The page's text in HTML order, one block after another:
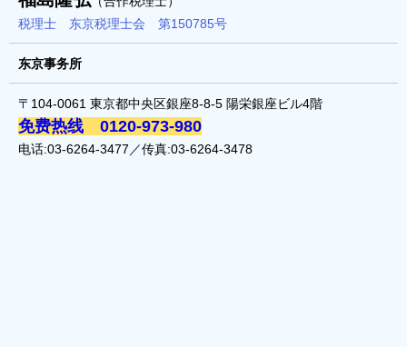
税理士 东京税理士会 第150785号
东京事务所
〒104-0061 東京都中央区銀座8-8-5 陽栄銀座ビル4階
免费热线 0120-973-980
电话:03-6264-3477／传真:03-6264-3478